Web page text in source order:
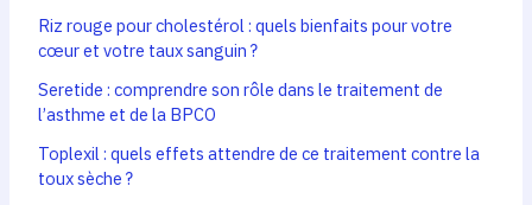
Riz rouge pour cholestérol : quels bienfaits pour votre
cœur et votre taux sanguin ?
Seretide : comprendre son rôle dans le traitement de
l’asthme et de la BPCO
Toplexil : quels effets attendre de ce traitement contre la
toux sèche ?